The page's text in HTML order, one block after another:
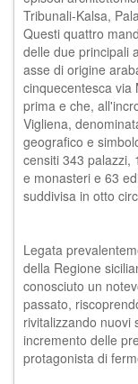
Tribunali-Kalsa,
Questi quattro
delle due principali
asse di origine
cinquecentesca via
prima e che,
Vigliena,
geografico e
censiti 343 palazzi,
e monasteri e 63
suddivisa in otto
Legata
della Regione
conosciuto un
passato,
rivitalizzando nuovi
incremento delle
protagonista di